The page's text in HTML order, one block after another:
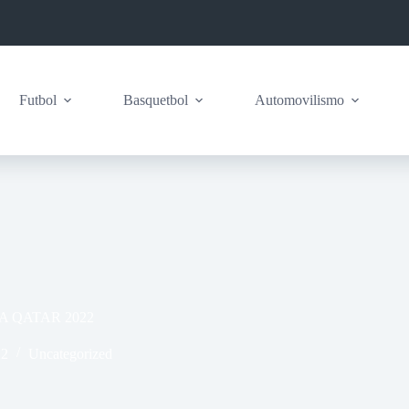
Futbol Basquetbol Automovilismo